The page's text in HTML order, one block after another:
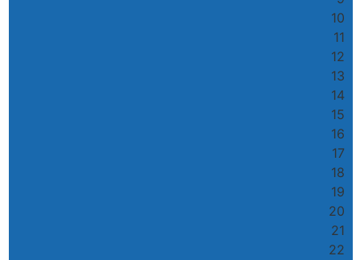
10
11
12
13
14
15
16
17
18
19
20
21
22